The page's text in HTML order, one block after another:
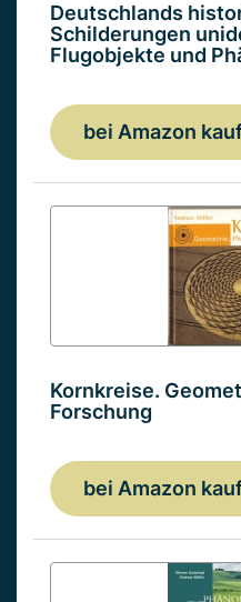
Deutschlands
Schilderungen
Flugobjekte und
bei Amazon
Kornkreise.
Forschung
bei Amazon